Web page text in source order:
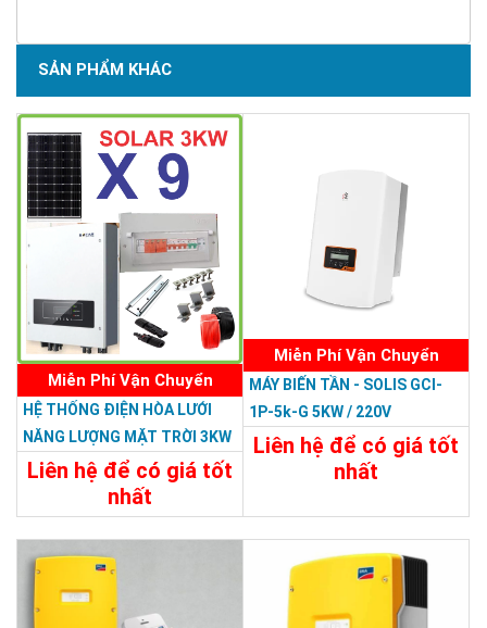
SẢN PHẨM KHÁC
Miễn Phí Vận Chuyển
HỆ THỐNG ĐIỆN HÒA LƯỚI
NĂNG LƯỢNG MẶT TRỜI 3KW
Liên hệ để có giá tốt
nhất
62.000.000đ
Chi Tiết
Miễn Phí Vận Chuyển
MÁY BIẾN TẦN - SOLIS GCI-
1P-5k-G 5KW / 220V
Liên hệ để có giá tốt
nhất